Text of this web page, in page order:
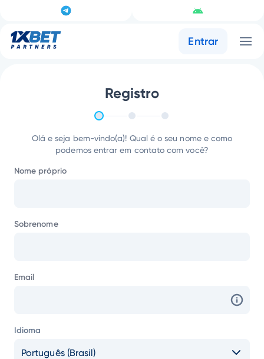
Entrar
Registro
Olá e seja bem-vindo(a)! Qual é o seu nome e como
podemos entrar em contato com você?
Nome próprio
Sobrenome
Email
Idioma
Português (Brasil)